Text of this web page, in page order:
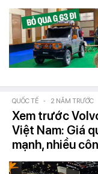
QUỐC TẾ - 2 NĂM TRƯỚC
Xem trước
Việt Nam: Giá
mạnh, nhiều